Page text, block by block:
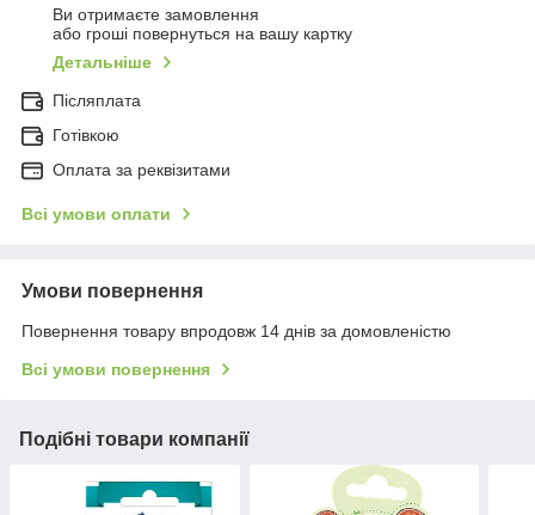
Ви отримаєте замовлення
або гроші повернуться на вашу картку
Детальніше
Післяплата
Готівкою
Оплата за реквізитами
Всі умови оплати
Умови повернення
Повернення товару впродовж 14 днів за домовленістю
Всі умови повернення
Подібні товари компанії